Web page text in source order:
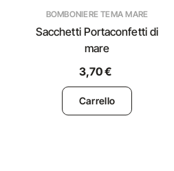
BOMBONIERE TEMA MARE
Sacchetti Portaconfetti di
mare
3,70 €
Carrello